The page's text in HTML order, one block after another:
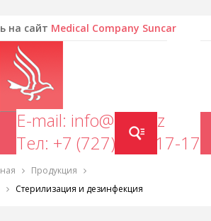
на сайт Medical Company Suncar
E-mail: info@mcs.kz
Тел: +7 (727) 277-17-17
Продукция
Стерилизация и дезинфекция